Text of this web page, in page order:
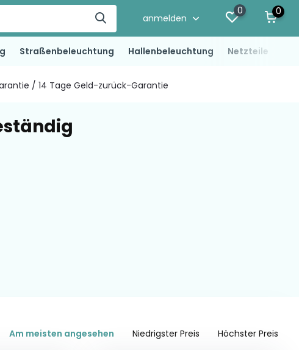
anmelden
0 0
Straßenbeleuchtung Hallenbeleuchtung Netzteile
/ 14 Tage Geld-zurück-Garantie
Am meisten angesehen Niedrigster Preis Höchster Preis